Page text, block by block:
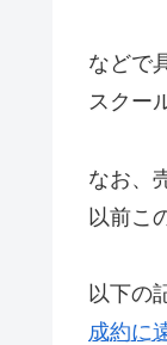
などで
スクー
なお、
以前こ
以下の
成約に